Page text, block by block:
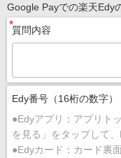
Google Payでの楽天Edy
質問内容
*
Edy番号（16桁の数字）
●Edyアプリ：アプリト
を見る」をタップして
●Edyカード：カード裏